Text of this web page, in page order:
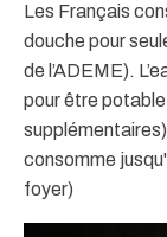
Les Français
douche pour
de l’ADEME).
pour être
consomme
foyer)